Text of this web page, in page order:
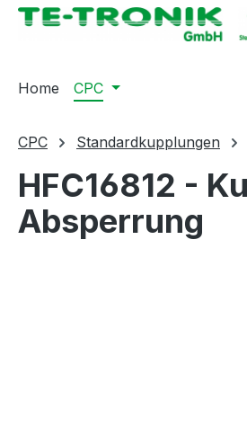
Zur Hauptnavigation
Home CPC
CPC Standardkupplungen
HFC16812 -
Absperrung